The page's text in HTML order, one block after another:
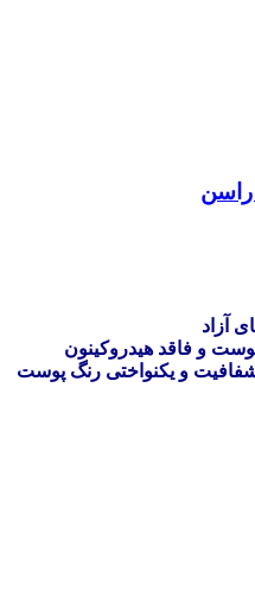
راسن
آزاد
و فاقد هیدروکینون
و یکنواختی رنگ پوست